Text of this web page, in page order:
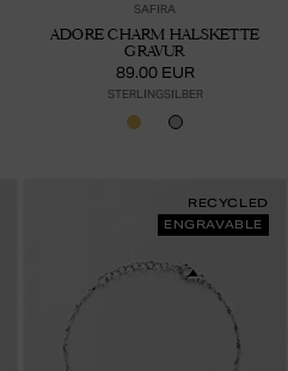
SAFIRA
ADORE CHARM HALSKETTE
GRAVUR
89.00 EUR
STERLINGSILBER
RECYCLED
ENGRAVABLE